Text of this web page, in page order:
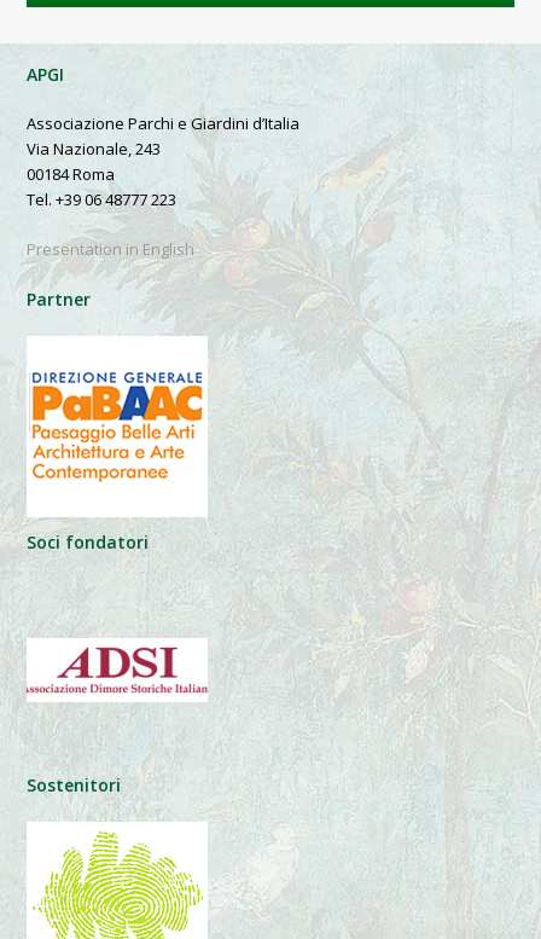
APGI
Associazione Parchi e Giardini d’Italia
Via Nazionale, 243
00184 Roma
Tel. +39 06 48777 223
Presentation in English
Partner
Soci fondatori
Sostenitori